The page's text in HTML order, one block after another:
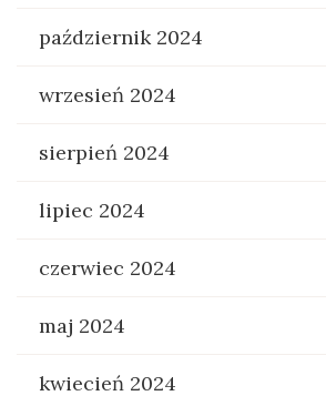
październik 2024
wrzesień 2024
sierpień 2024
lipiec 2024
czerwiec 2024
maj 2024
kwiecień 2024